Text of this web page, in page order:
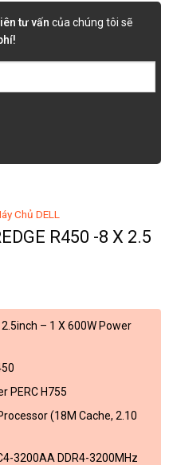
tư vấn của chúng tôi sẽ
Chủ DELL
R450 -8 X 2.5
– 1 X 600W Power
PERC H755
(18M Cache, 2.10
3200AA DDR4-3200MHz